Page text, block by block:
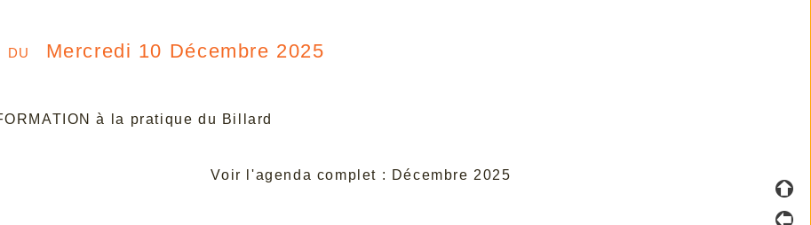
du Mercredi 10 Décembre 2025
à la pratique du Billard
Voir l'agenda complet : Décembre 2025